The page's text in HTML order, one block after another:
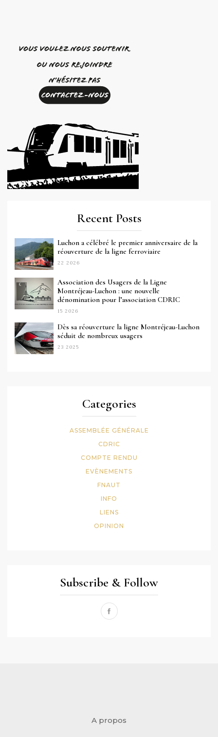
Recent Posts
Luchon a célébré le premier anniversaire de la
réouverture de la ligne ferroviaire
22 2026
Association des Usagers de la Ligne
Montréjeau-Luchon : une nouvelle
dénomination pour l’association CDRIC
15 2026
Dès sa réouverture la ligne Montréjeau-Luchon
séduit de nombreux usagers
23 2025
Categories
ASSEMBLÉE GÉNÉRALE
CDRIC
COMPTE RENDU
EVÈNEMENTS
FNAUT
INFO
LIENS
OPINION
Subscribe & Follow
A propos